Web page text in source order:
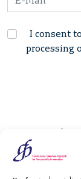
I consent
processing